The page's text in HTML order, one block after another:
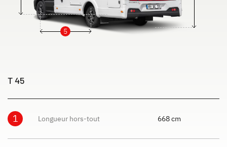
5
T 45
1 Longueur hors-tout 668 cm